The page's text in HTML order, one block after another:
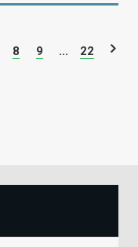
8 9 ... 22